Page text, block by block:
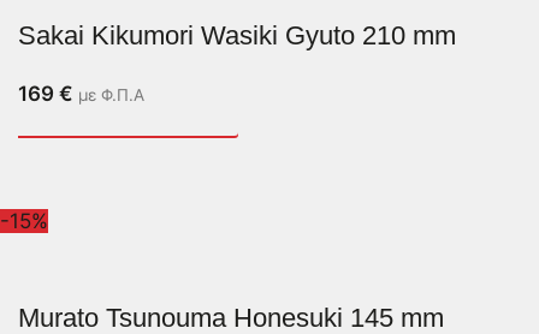
Sakai Kikumori Wasiki Gyuto 210 mm
169 € με Φ.Π.Α
-15%
Murato Tsunouma Honesuki 145 mm